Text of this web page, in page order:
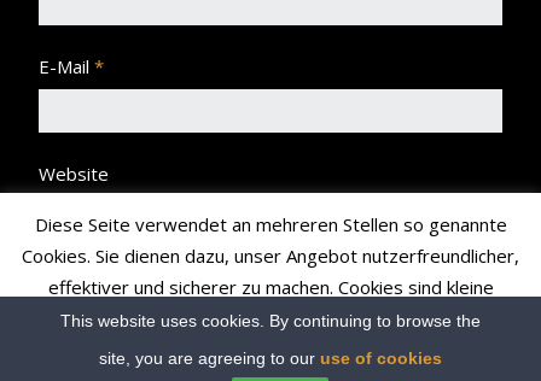
E-Mail *
Website
This website uses cookies. By continuing to browse the
site, you are agreeing to our use of cookies
Diese Seite verwendet an mehreren Stellen so genannte
Cookies. Sie dienen dazu, unser Angebot nutzerfreundlicher,
effektiver und sicherer zu machen. Cookies sind kleine
Textdateien, die Ihr Browser speichert und richten auf Ihrem
Rechner keinen Schaden an bzw. enthalten keine Viren.